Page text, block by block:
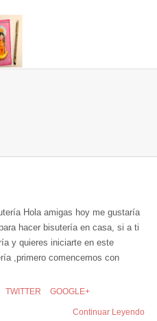
Hola amigas hoy me gustaría
hacer bisutería en casa, si a ti
y quieres iniciarte en este
,primero comencemos con
TWITTER GOOGLE+
Continuar Leyendo